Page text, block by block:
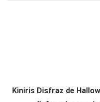
Kiniris Disfraz de